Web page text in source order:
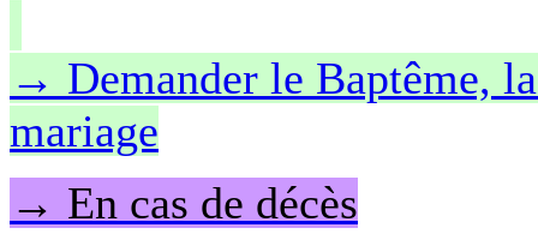
→ Demander le Baptême,
mariage
→ En cas de décès